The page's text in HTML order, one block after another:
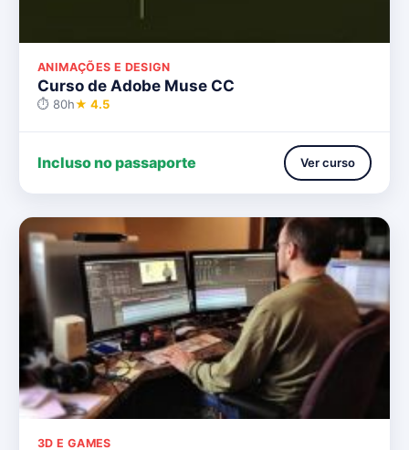
ANIMAÇÕES E DESIGN
Curso de Adobe Muse CC
⏱ 80h★ 4.5
Incluso no passaporte Ver curso
3D E GAMES